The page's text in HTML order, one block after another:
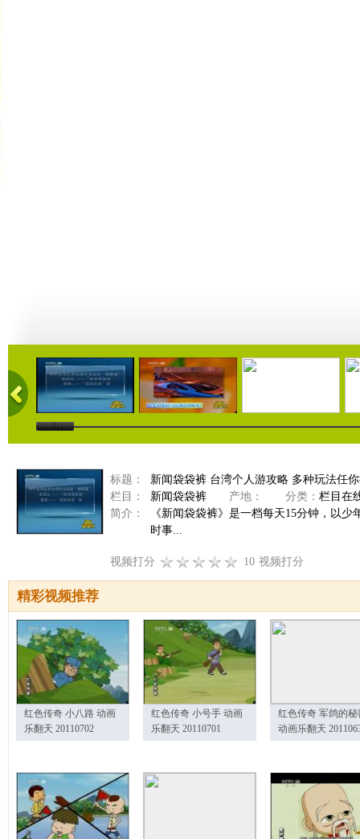
01:24 01:26 01:21
标题：
新闻袋袋裤 台湾个人游攻略 多种玩法任你
栏目：
新闻袋袋裤 产地： 分类： 栏目在
简介：
《新闻袋袋裤》是一档每天15分钟，以
时事...
视频打分 10 视频打分
精彩视频推荐
红色传奇 小八路 动画
乐翻天 20110702
红色传奇 小号手 动画
乐翻天 20110701
红色传奇 军鸽的秘
动画乐翻天